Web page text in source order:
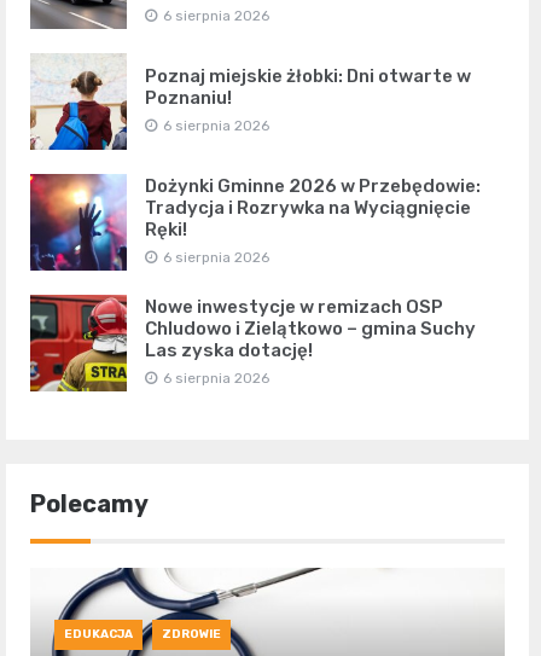
6 sierpnia 2026
Poznaj miejskie żłobki: Dni otwarte w
Poznaniu!
6 sierpnia 2026
Dożynki Gminne 2026 w Przebędowie:
Tradycja i Rozrywka na Wyciągnięcie
Ręki!
6 sierpnia 2026
Nowe inwestycje w remizach OSP
Chludowo i Zielątkowo – gmina Suchy
Las zyska dotację!
6 sierpnia 2026
Polecamy
EDUKACJA ZDROWIE